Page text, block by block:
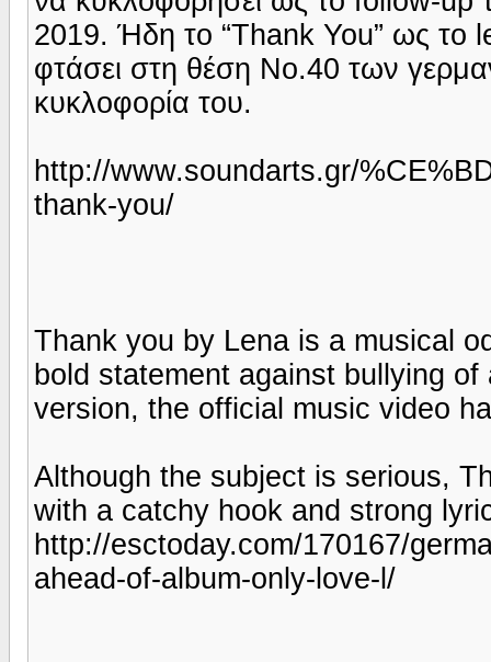
2019. Ήδη το “Thank You” ως το
φτάσει στη θέση Νο.40 των
κυκλοφορία του.
http://www.soundarts.gr/
thank-you/
Thank you by Lena is a musical
bold statement against bullying
version, the official music video
Although the subject is serious,
with a catchy hook and strong
http://esctoday.com/170167/
ahead-of-album-only-love-l/